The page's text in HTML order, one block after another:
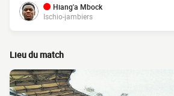
Hiang'a Mbock
Ischio-jambiers
Lieu du match